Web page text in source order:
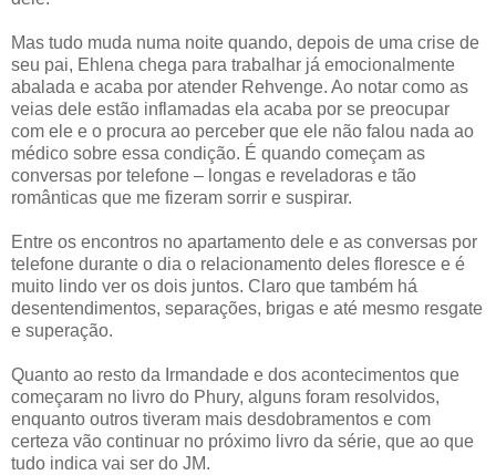
Mas tudo muda numa noite quando, depois de uma crise de
seu pai, Ehlena chega para trabalhar já emocionalmente
abalada e acaba por atender Rehvenge. Ao notar como as
veias dele estão inflamadas ela acaba por se preocupar
com ele e o procura ao perceber que ele não falou nada ao
médico sobre essa condição. É quando começam as
conversas por telefone – longas e reveladoras e tão
românticas que me fizeram sorrir e suspirar.
Entre os encontros no apartamento dele e as conversas por
telefone durante o dia o relacionamento deles floresce e é
muito lindo ver os dois juntos. Claro que também há
desentendimentos, separações, brigas e até mesmo resgate
e superação.
Quanto ao resto da Irmandade e dos acontecimentos que
começaram no livro do Phury, alguns foram resolvidos,
enquanto outros tiveram mais desdobramentos e com
certeza vão continuar no próximo livro da série, que ao que
tudo indica vai ser do JM.